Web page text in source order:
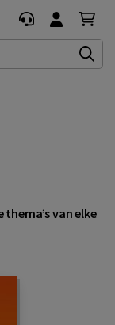
van elke